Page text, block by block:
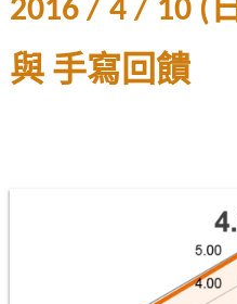
2016 / 4 / 10 (
與 手寫回饋